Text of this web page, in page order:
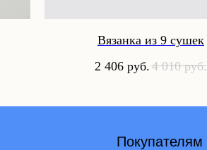
Вязанка из 9 сушек
2 406 руб. 4 010 руб.
и узнавай